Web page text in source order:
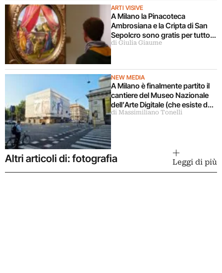
ARTI VISIVE
A Milano la Pinacoteca
Ambrosiana e la Cripta di San
Sepolcro sono gratis per tutto
agosto (ma solo per milanesi)
di Giulia Giaume
NEW MEDIA
A Milano è finalmente partito il
cantiere del Museo Nazionale
dell’Arte Digitale (che esiste da
5 anni ma ancora non c’è)
di Massimiliano Tonelli
Altri articoli di: fotografia Leggi di più